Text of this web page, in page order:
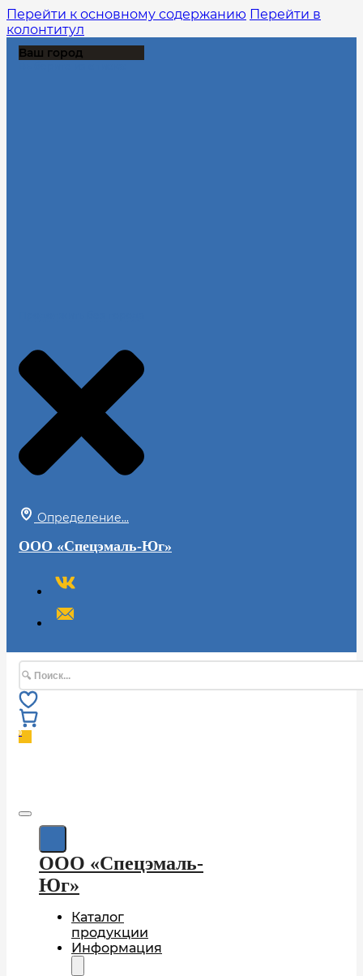
Перейти к основному содержанию Перейти в
колонтитул
Ваш город
Определение...
ООО «Спецэмаль-Юг»
Поиск
0
ООО «Спецэмаль-
Юг»
Каталог
продукции
Информация